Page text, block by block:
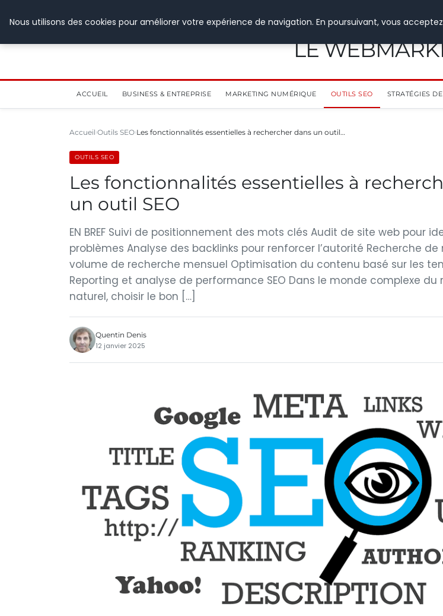
LE
ACCUEIL BUSINESS & ENTREPRISE MARKETING NUMÉRIQUE OUTILS SEO STRATÉGIES
Accueil Outils SEO Les fonctionnalités essentielles à rechercher dans un outil…
OUTILS SEO
Les fonctionnalités essentielles à
un outil SEO
EN BREF Suivi de positionnement des mots clés Audit de site web pour
problèmes Analyse des backlinks pour renforcer l’autorité Recherche
volume de recherche mensuel Optimisation du contenu basé sur les
Reporting et analyse de performance SEO Dans le monde complexe
naturel, choisir le bon […]
Quentin Denis
12 janvier 2025
Nous utilisons des cookies pour améliorer votre expérience de navigation. En poursuivant, vous